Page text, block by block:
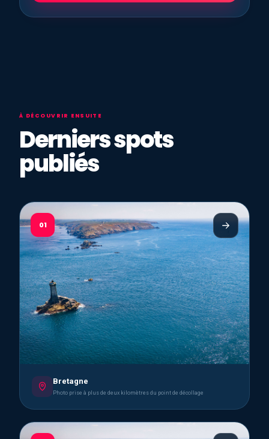
À DÉCOUVRIR ENSUITE
Derniers spots
publiés
01
Bretagne
Photo prise à plus de deux kilomètres du point de décollage